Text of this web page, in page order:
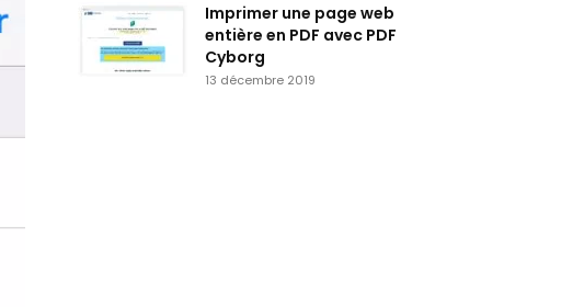
Imprimer une page web
entière en PDF avec PDF
Cyborg
13 décembre 2019